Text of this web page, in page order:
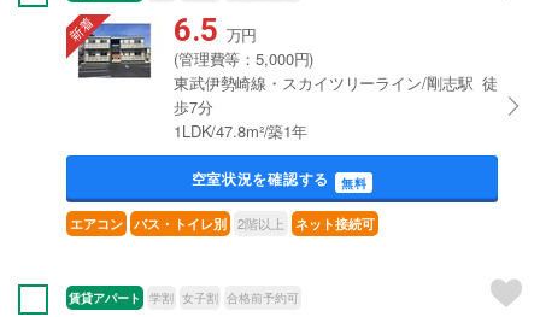
6.5 万円
(管理費等：5,000円)
東武伊勢崎線・スカイツリーライン/剛志駅 徒
歩7分
1LDK/47.8m²/築1年
空室状況を確認する 無料
エアコン バス・トイレ別 2階以上 ネット接続可
賃貸アパート 学割 女子割 合格前予約可